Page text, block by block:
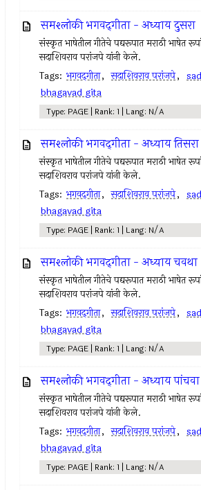
समश्लोकी भगवद्‌गीता - अध्याय दुसरा
संस्कृत भाषेतील गीतेचे पद्यरूपात मराठी भाषेत
सदाशिवराव परांजपे यांनी केले.
Tags: भगवद्‌गीता, सदाशिवराव परांजपे,
bhagavad gita
Type: PAGE | Rank: 1 | Lang: N/A
समश्लोकी भगवद्‌गीता - अध्याय तिसरा
संस्कृत भाषेतील गीतेचे पद्यरूपात मराठी भाषेत
सदाशिवराव परांजपे यांनी केले.
Tags: भगवद्‌गीता, सदाशिवराव परांजपे,
bhagavad gita
Type: PAGE | Rank: 1 | Lang: N/A
समश्लोकी भगवद्‌गीता - अध्याय चवथा
संस्कृत भाषेतील गीतेचे पद्यरूपात मराठी भाषेत
सदाशिवराव परांजपे यांनी केले.
Tags: भगवद्‌गीता, सदाशिवराव परांजपे,
bhagavad gita
Type: PAGE | Rank: 1 | Lang: N/A
समश्लोकी भगवद्‌गीता - अध्याय पांचवा
संस्कृत भाषेतील गीतेचे पद्यरूपात मराठी भाषेत
सदाशिवराव परांजपे यांनी केले.
Tags: भगवद्‌गीता, सदाशिवराव परांजपे,
bhagavad gita
Type: PAGE | Rank: 1 | Lang: N/A